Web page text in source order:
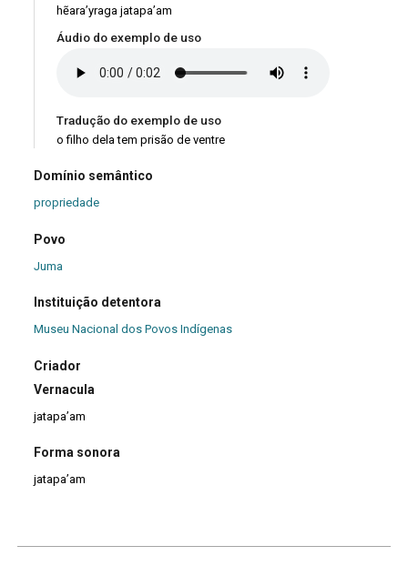
hẽara’yraga jatapa’am
Áudio do exemplo de uso
Tradução do exemplo de uso
o filho dela tem prisão de ventre
Domínio semântico
propriedade
Povo
Juma
Instituição detentora
Museu Nacional dos Povos Indígenas
Criador
Vernacula
jatapa’am
Forma sonora
jatapa’am